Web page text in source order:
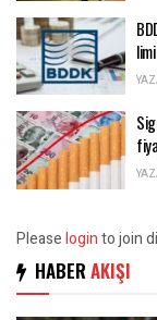
Pleaseloginto join
HABER AKIŞI